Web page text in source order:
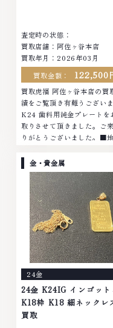
959-764営業時間: 10:00～
19:00定休日: 年中無休
査定時の状態：
買取店舗：阿佐ヶ谷本店
買取年月：2026年03月
買取金額：
122,500
買取虎福 阿佐ヶ谷本店の買
績をご覧頂き有難うございま
K24 歯科用純金プレートを
取りさせて頂きました。ご
りがとうございました。■
モンド ブランド品 ブランド
お酒買取りのことなら、お任
ださいなかでも金・プラチナ
アクセサリー・貴金属・宝石
イヤモンド・ジュエリーや
ンド品・時計等は特に自信を
て、高額査定を実現してお
す。 古くて使わなくなって
ったアクセサリー、動かなく
てしまった腕時計、多くのお
の高価買取りを実現しており
店ではお値段の付かなかった
物でも、一点一点丁寧に無料
定します。お気軽にご連絡く
い。TEL: 0120-959-764営
金・貴金属
24金
24金 K24IG インゴット
K18枠 K18 細ネックレ
買取